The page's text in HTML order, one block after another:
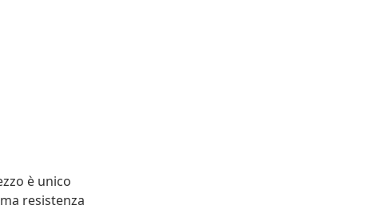
è unico
resistenza